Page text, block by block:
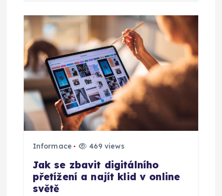
v
e
k
Informace 469 views
Jak se zbavit digitálního
přetížení a najít klid v online
světě